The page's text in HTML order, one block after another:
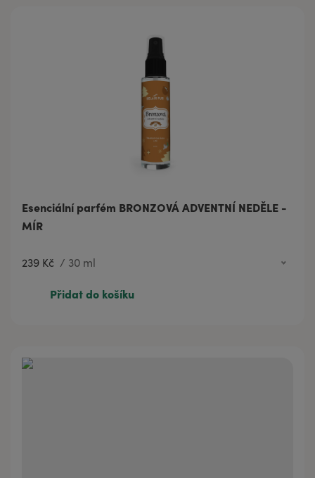
Esenciální parfém BRONZOVÁ ADVENTNÍ NEDĚLE -
MÍR
239 Kč / 30 ml
239 Kč
30 ml
Přidat do košíku